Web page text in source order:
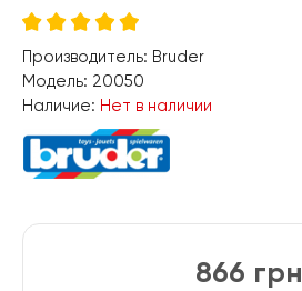
Производитель: Bruder
Модель: 20050
Наличие: Нет в наличии
866 грн